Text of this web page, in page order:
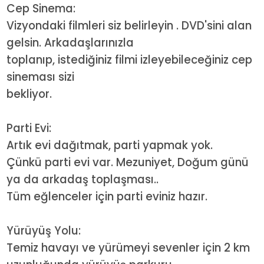
Cep Sinema:
Vizyondaki filmleri siz belirleyin . DVD'sini alan
gelsin. Arkadaşlarınızla
toplanıp, istediğiniz filmi izleyebileceğiniz cep
sineması sizi
bekliyor.
Parti Evi:
Artık evi dağıtmak, parti yapmak yok.
Çünkü parti evi var. Mezuniyet, Doğum günü
ya da arkadaş toplaşması..
Tüm eğlenceler için parti eviniz hazır.
Yürüyüş Yolu:
Temiz havayı ve yürümeyi sevenler için 2 km